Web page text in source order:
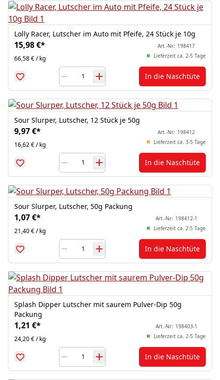
Lolly Racer, Lutscher im Auto mit Pfeife, 24 Stück je 10g
15,98 €*
66,58 € / kg
Art.-Nr.: 198417
Lieferzeit ca. 2-5 Tage
In die Naschtüte
Sour Slurper, Lutscher, 12 Stück je 50g
9,97 €*
16,62 € / kg
Art.-Nr.: 198412
Lieferzeit ca. 3-5 Tage
In die Naschtüte
Sour Slurper, Lutscher, 50g Packung
1,07 €*
21,40 € / kg
Art.-Nr.: 198412-1
Lieferzeit ca. 2-5 Tage
In die Naschtüte
Splash Dipper Lutscher mit saurem Pulver-Dip 50g
Packung
1,21 €*
24,20 € / kg
Art.-Nr.: 198403-1
Lieferzeit ca. 2-5 Tage
In die Naschtüte